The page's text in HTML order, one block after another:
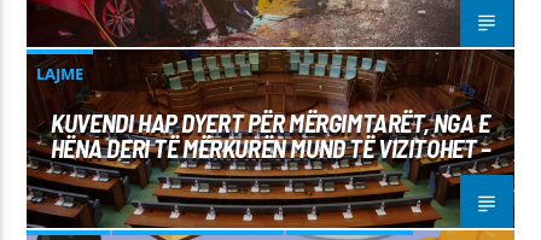
LAJME
KUVENDI HAP DYERT PËR MËRGIMTARËT, NGA E
HËNA DERI TË MËRKURËN MUND TË VIZITOHET –